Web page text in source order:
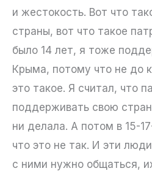
и жестокость. Вот что
страны, вот что такое
было 14 лет, я тоже
Крыма, потому что не до
это такое. Я считал, что
поддерживать свою
ни делала. А потом в 15-
что это не так. И эти
с ними нужно общаться,